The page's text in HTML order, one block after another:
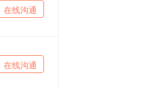
在线沟通
在线沟通